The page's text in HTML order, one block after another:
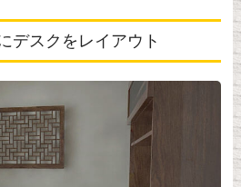
デスクをレイアウト